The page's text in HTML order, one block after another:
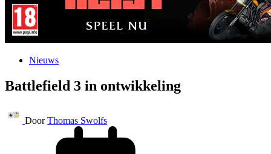
Nieuws
Battlefield 3 in ontwikkeling
Door Thomas Swolfs